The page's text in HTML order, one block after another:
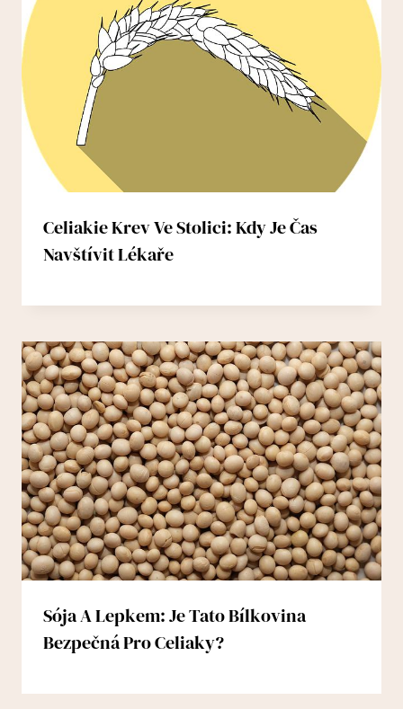
Celiakie Krev Ve Stolici: Kdy Je Čas
Navštívit Lékaře
Sója A Lepkem: Je Tato Bílkovina
Bezpečná Pro Celiaky?